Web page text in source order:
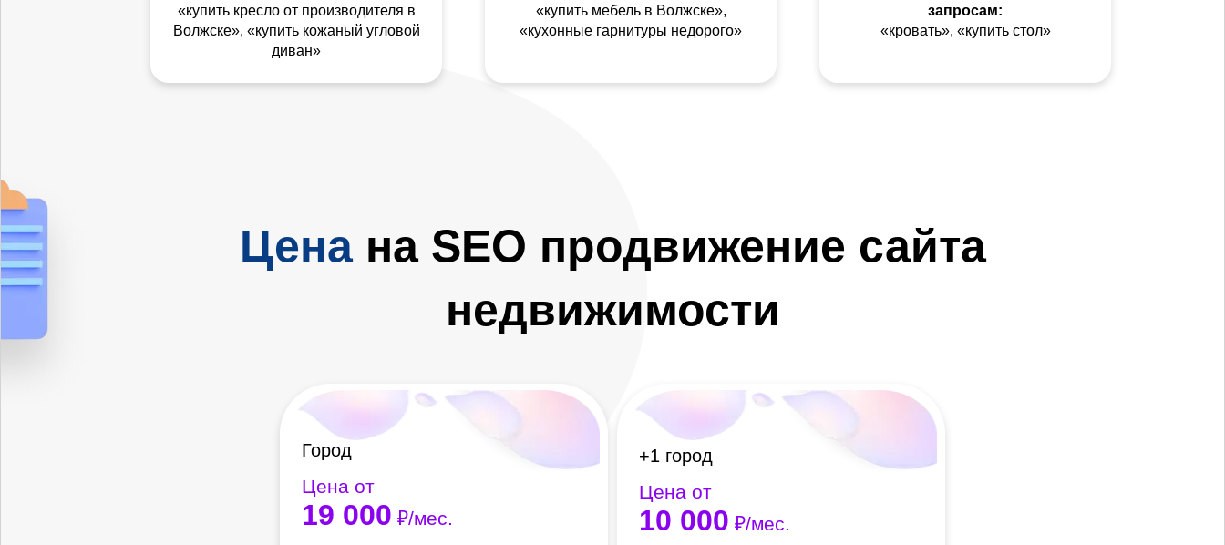
«купить кресло от производителя в
Волжске», «купить кожаный угловой
диван»
«купить мебель в Волжске»,
«кухонные гарнитуры недорого»
запросам:
«кровать», «купить стол»
Ценана SEO продвижение сайта
недвижимости
Город
Цена от
19 000 ₽/мес.
+1 город
Цена от
10 000 ₽/мес.